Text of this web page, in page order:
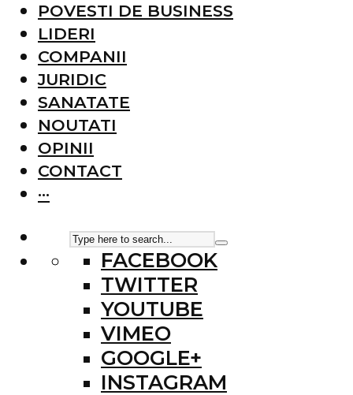
POVESTI DE BUSINESS
LIDERI
COMPANII
JURIDIC
SANATATE
NOUTATI
OPINII
CONTACT
···
FACEBOOK
TWITTER
YOUTUBE
VIMEO
GOOGLE+
INSTAGRAM